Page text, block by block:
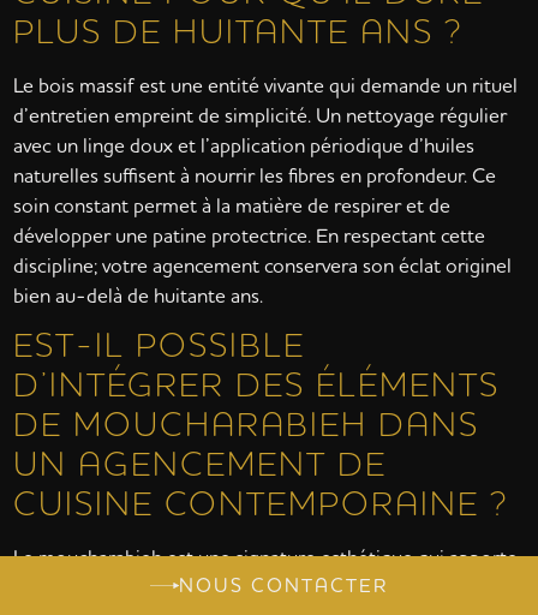
PLUS DE HUITANTE ANS ?
Le bois massif est une entité vivante qui demande un rituel
d’entretien empreint de simplicité. Un nettoyage régulier
avec un linge doux et l’application périodique d’huiles
naturelles suffisent à nourrir les fibres en profondeur. Ce
soin constant permet à la matière de respirer et de
développer une patine protectrice. En respectant cette
discipline; votre agencement conservera son éclat originel
bien au-delà de huitante ans.
EST-IL POSSIBLE
D’INTÉGRER DES ÉLÉMENTS
DE MOUCHARABIEH DANS
UN AGENCEMENT DE
CUISINE CONTEMPORAINE ?
Le moucharabieh est une signature esthétique qui apporte
une profondeur mystique aux lignes les plus modernes.
NOUS CONTACTER